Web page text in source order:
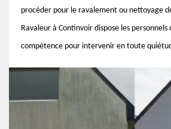
procéder pour le ravalement ou nettoyage
Ravaleur à Continvoir dispose les personnels
compétence pour intervenir en toute